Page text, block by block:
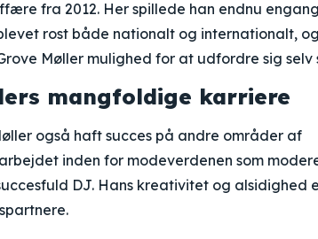
fra 2012. Her spillede han endnu
rost både nationalt og internationalt,
Møller mulighed for at udfordre sig selv
mangfoldige karriere
også haft succes på andre områder af
inden for modeverdenen som
DJ. Hans kreativitet og alsidighed